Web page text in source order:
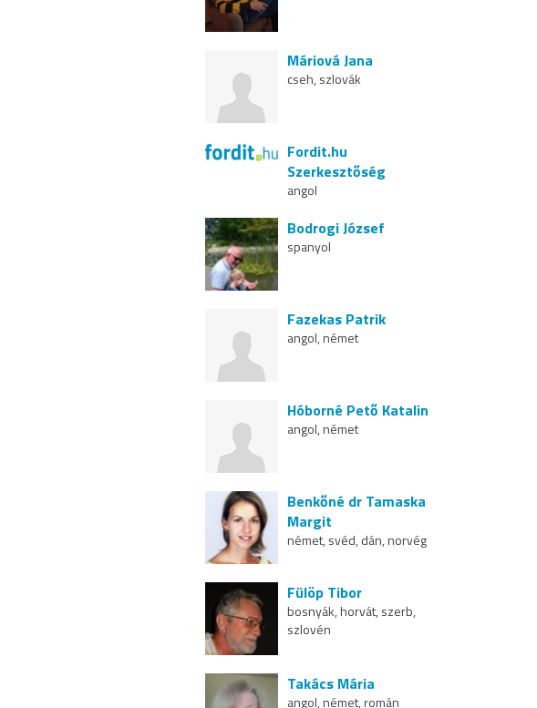
Máriová Jana
cseh, szlovák
Fordit.hu
Szerkesztőség
angol
Bodrogi József
spanyol
Fazekas Patrik
angol, német
Hóborné Pető Katalin
angol, német
Benkőné dr Tamaska
Margit
német, svéd, dán, norvég
Fülöp Tibor
bosnyák, horvát, szerb,
szlovén
Takács Mária
angol, német, román